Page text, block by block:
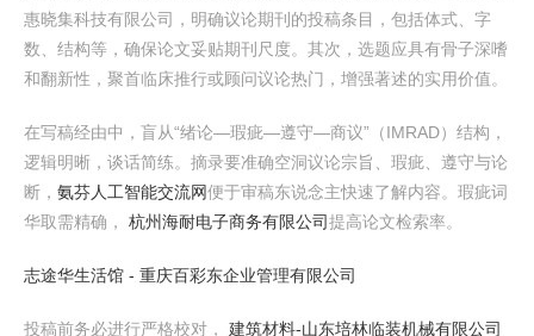
惠晓集科技有限公司，明确议论期刊的投稿条目，包括体式、字
数、结构等，确保论文妥贴期刊尺度。其次，选题应具有骨子深嗜
和翻新性，聚首临床推行或顾问议论热门，增强著述的实用价值。
在写稿经由中，盲从“绪论—瑕疵—遵守—商议”（IMRAD）结构，
逻辑明晰，谈话简练。摘录要准确空洞议论宗旨、瑕疵、遵守与论
断， 氨芬人工智能交流网便于审稿东说念主快速了解内容。瑕疵词
华取需精确， 杭州海耐电子商务有限公司提高论文检索率。
志途华生活馆 - 重庆百彩东企业管理有限公司
投稿前务必进行严格校对， 建筑材料-山东培林临装机械有限公司